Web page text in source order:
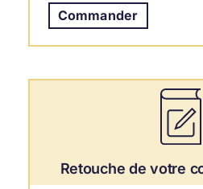
Commander
Retouche de votre